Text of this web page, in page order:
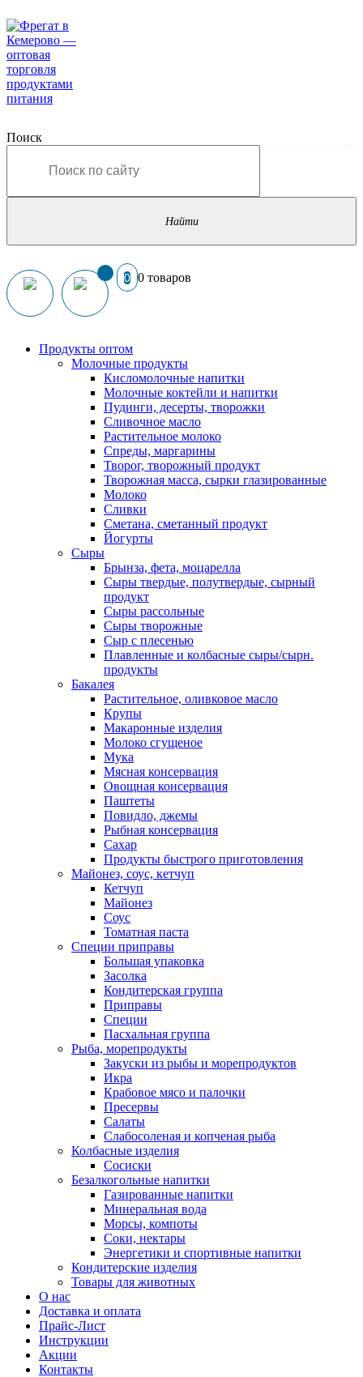
Поиск
0 0 товаров
Продукты оптом
Молочные продукты
Кисломолочные напитки
Молочные коктейли и напитки
Пудинги, десерты, творожки
Сливочное масло
Растительное молоко
Спреды, маргарины
Творог, творожный продукт
Творожная масса, сырки глазированные
Молоко
Сливки
Сметана, сметанный продукт
Йогурты
Сыры
Брынза, фета, моцарелла
Сыры твердые, полутвердые, сырный
продукт
Сыры рассольные
Сыры творожные
Сыр с плесенью
Плавленные и колбасные сыры/сырн.
продукты
Бакалея
Растительное, оливковое масло
Крупы
Макаронные изделия
Молоко сгущеное
Мука
Мясная консервация
Овощная консервация
Паштеты
Повидло, джемы
Рыбная консервация
Сахар
Продукты быстрого приготовления
Майонез, соус, кетчуп
Кетчуп
Майонез
Соус
Томатная паста
Специи приправы
Большая упаковка
Засолка
Кондитерская группа
Приправы
Специи
Пасхальная группа
Рыба, морепродукты
Закуски из рыбы и морепродуктов
Икра
Крабовое мясо и палочки
Пресервы
Салаты
Слабосоленая и копченая рыба
Колбасные изделия
Сосиски
Безалкогольные напитки
Газированные напитки
Минеральная вода
Морсы, компоты
Соки, нектары
Энергетики и спортивные напитки
Кондитерские изделия
Товары для животных
О нас
Доставка и оплата
Прайс-Лист
Инструкции
Акции
Контакты